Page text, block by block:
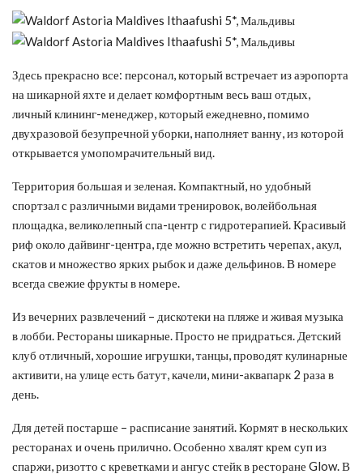
Здесь прекрасно все: персонал, который встречает из аэропорта
на шикарной яхте и делает комфортным весь ваш отдых,
личный клининг-менеджер, который ежедневно, помимо
двухразовой безупречной уборки, наполняет ванну, из которой
открывается умопомрачительный вид.
Территория большая и зеленая. Компактный, но удобный
спортзал с различными видами тренировок, волейбольная
площадка, великолепный спа-центр с гидротерапией. Красивый
риф около дайвинг-центра, где можно встретить черепах, акул,
скатов и множество ярких рыбок и даже дельфинов. В номере
всегда свежие фрукты в номере.
Из вечерних развлечений – дискотеки на пляже и живая музыка
в лобби. Рестораны шикарные. Просто не придраться. Детский
клуб отличный, хорошие игрушки, танцы, проводят кулинарные
активити, на улице есть батут, качели, мини-аквапарк 2 раза в
день.
Для детей постарше – расписание занятий. Кормят в нескольких
ресторанах и очень прилично. Особенно хвалят крем суп из
спаржи, ризотто с креветками и ангус стейк в ресторане Glow. В